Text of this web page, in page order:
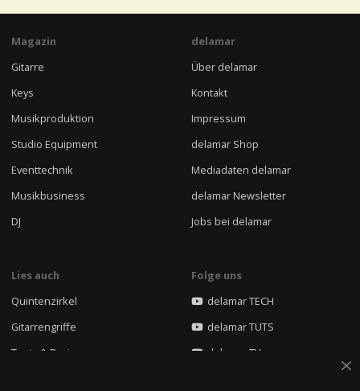
Magazin
Gitarre
Keys
Musikproduktion
Studio Equipment
Eventtechnik
Musikbusiness
DJ
delamar
Über delamar
Kontakt
Impressum
delamar Shop
Mediadaten delamar
delamar Newsletter
Jobs bei delamar
Lies auch
Quintenzirkel
Gitarrengriffe
Tests & Reviews
Folge uns
delamar TECH
delamar TUTS
delamar TV